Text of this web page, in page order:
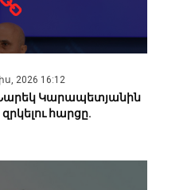
2026 16:12
Նարեկ Կարապետյանին
հարցը.